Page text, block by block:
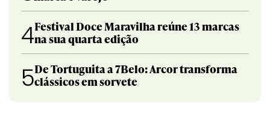
4Festival Doce Maravilha reúne 13 marcas
na sua quarta edição
5De Tortuguita a 7Belo: Arcor transforma
clássicos em sorvete